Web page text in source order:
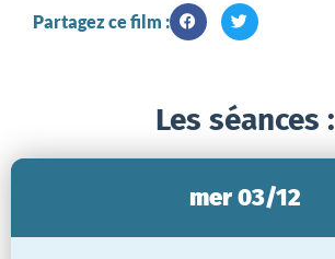
Partagez ce film :
Les séances :
mer 03/12